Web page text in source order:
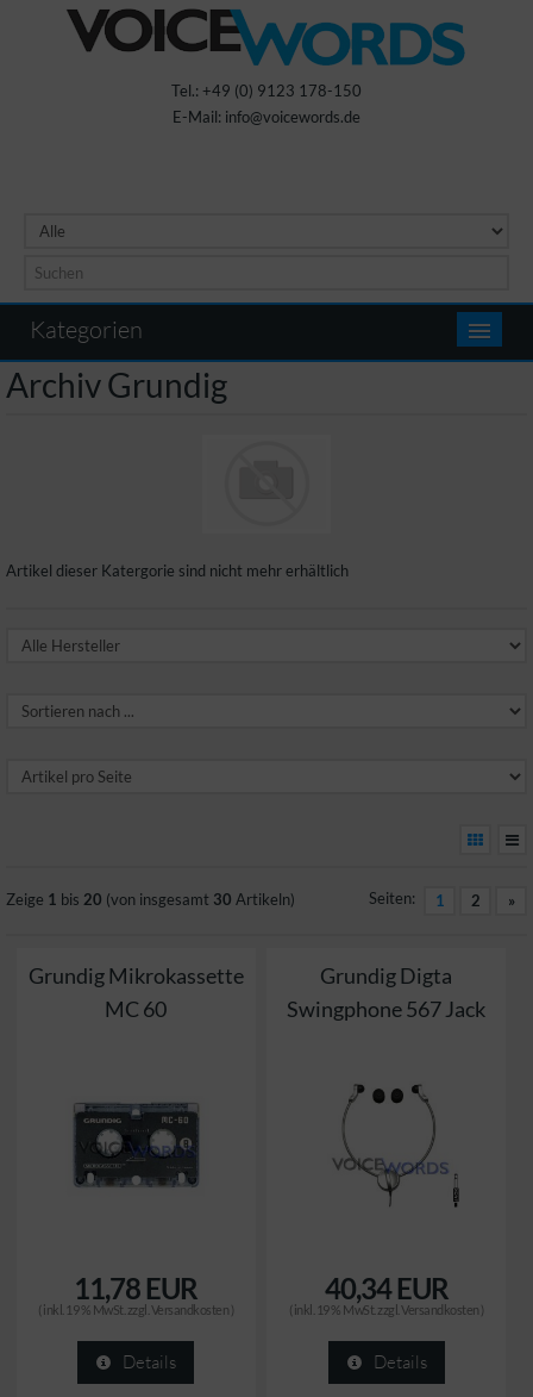
Tel.: +49 (0) 9123 178-150
E-Mail: info@voicewords.de
Kategorien
Archiv Grundig
Artikel dieser Katergorie sind nicht mehr erhältlich
Zeige 1 bis 20 (von insgesamt 30 Artikeln) Seiten: 1 2 »
Grundig Mikrokassette
MC 60
11,78 EUR
( inkl. 19 % MwSt. zzgl. Versandkosten )
Details
Grundig Digta
Swingphone 567 Jack
40,34 EUR
( inkl. 19 % MwSt. zzgl.Versandkosten )
Details